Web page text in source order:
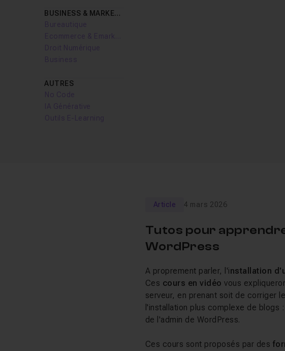
BUSINESS & MARKETING
Bureautique
Droit Numérique
Business
AUTRES
No Code
IA Générative
Outils E-Learning
Article 4 mars 2026
Tutos pour
WordPress
A proprement parler, l'installation
Ces cours en vidéovous
serveur, en prenant soit de corriger
l'installation plus complexe de blogs
de l'admin de WordPress.
Ces cours sont proposés par des